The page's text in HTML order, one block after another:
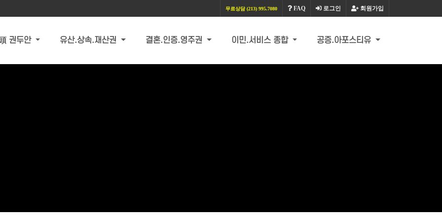
회원가입
로그인
FAQ
무료상담 (213) 995.7080
권두안 유산.상속.재산권 결혼.인증.영주권 이민.서비스 종합 공증.아포스티유